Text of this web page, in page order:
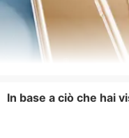
In base a ciò che hai